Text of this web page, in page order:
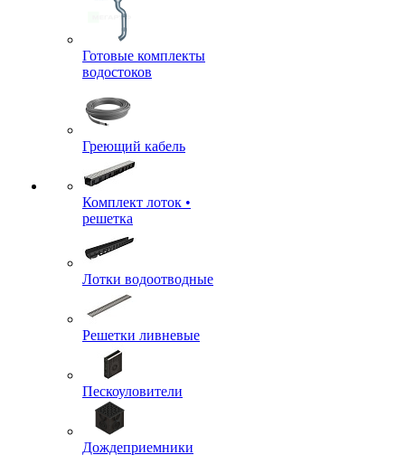
Готовые комплекты
водостоков
Греющий кабель
Комплект лоток •
решетка
Лотки водоотводные
Решетки ливневые
Пескоуловители
Дождеприемники